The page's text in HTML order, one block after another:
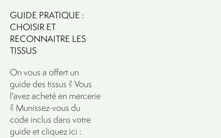
GUIDE PRATIQUE :
CHOISIR ET
RECONNAITRE LES
TISSUS
On vous a offert un
guide des tissus ? Vous
l'avez acheté en mercerie
? Munissez-vous du
code inclus dans votre
guide et cliquez ici :